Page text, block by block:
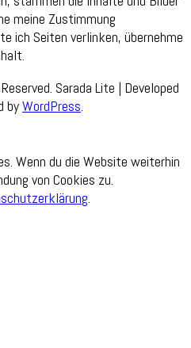
meine Zustimmung
ich Seiten verlinken, übernehme
Sarada Lite | Developed
byWordPress.
Wenn du die Website weiterhin
von Cookies zu.
.